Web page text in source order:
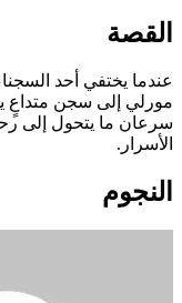
القصة
عندما يختفي أحد
مورلي إلى سجن متداعٍ
سرعان ما يتحول إلى
الأسرار.
النجوم